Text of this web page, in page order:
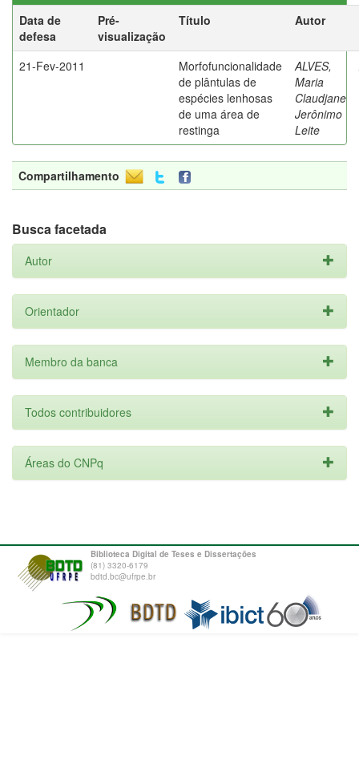
Data de
defesa
Pré-
visualização
Título Autor
21-Fev-2011
Morfofuncionalidade
de plântulas de
espécies lenhosas
de uma área de
restinga
ALVES,
Maria
Claudjane
Jerônimo
Leite
Compartilhamento
Busca facetada
Autor
Orientador
Membro da banca
Todos contribuidores
Áreas do CNPq
Biblioteca Digital de Teses e Dissertações
(81) 3320-6179
bdtd.bc@ufrpe.br